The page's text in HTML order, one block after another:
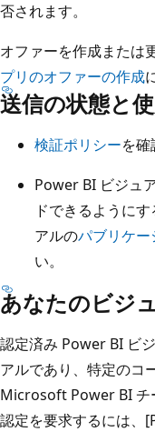
否されます。
オファーを作成または
プリのオファーの作成
送信の状態と
検証ポリシーを確
Power BI ビジュ
ドできるように
アルのパブリケー
い。
あなたのビジ
認定済み Power BI ビ
アルであり、特定のコ
Microsoft Power BI チ
認定を要求するには、